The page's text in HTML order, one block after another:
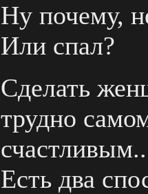
Ну почему,
Или спал?
Сделать
трудно
Есть два